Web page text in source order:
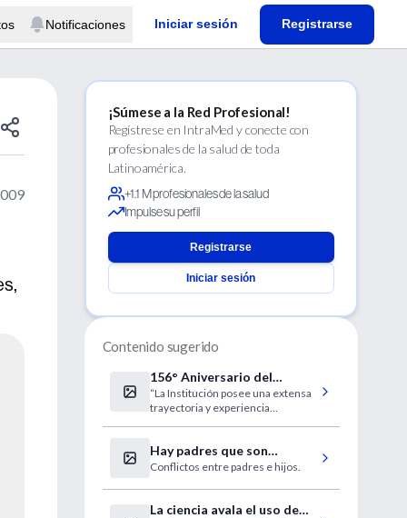
Notificaciones Iniciar sesión Registrarse
¡Súmese a la Red Profesional!
Regístrese en IntraMed y conecte con
profesionales de la salud de toda
Latinoamérica.
+1.1 M profesionales de la salud
Impulse su perfil
Registrarse
Iniciar sesión
Contenido sugerido
156° Aniversario del
Hospital Italiano de Buenos
Aires
“La Institución posee una extensa
trayectoria y experiencia
Hay padres que son
"tóxicos" para sus hijos
Conflictos entre padres e hijos.
La ciencia avala el uso de